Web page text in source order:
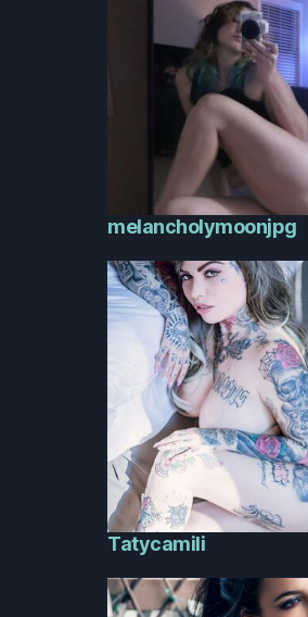
melancholymoonjpg
Tatycamili